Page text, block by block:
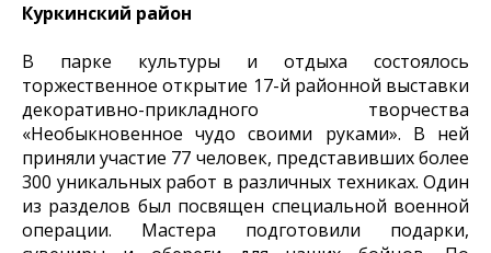
Куркинский район
В парке культуры и отдыха состоялось
торжественное открытие 17-й районной выставки
декоративно-прикладного творчества
«Необыкновенное чудо своими руками». В ней
приняли участие 77 человек, представивших более
300 уникальных работ в различных техниках. Один
из разделов был посвящен специальной военной
операции. Мастера подготовили подарки,